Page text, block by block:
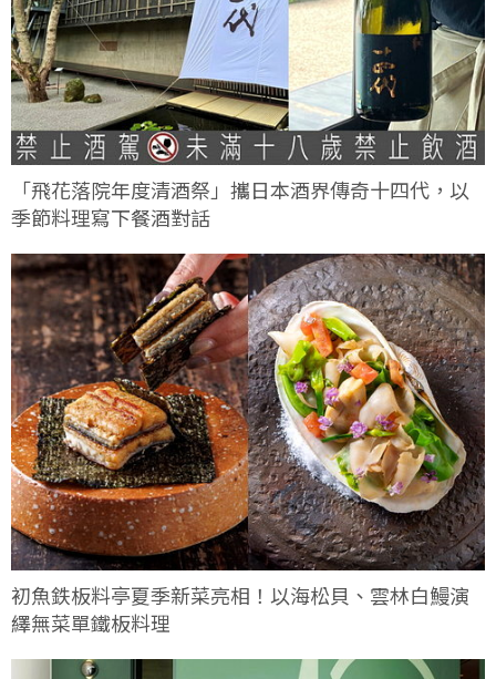
「飛花落院年度清酒祭」攜日本酒界傳奇十四代，以
季節料理寫下餐酒對話
初魚鉄板料亭夏季新菜亮相！以海松貝、雲林白鰻演
繹無菜單鐵板料理